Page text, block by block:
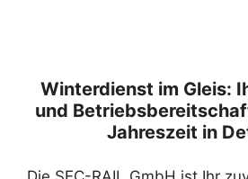
Winterdienst im Gleis:
und
Jahreszeit in